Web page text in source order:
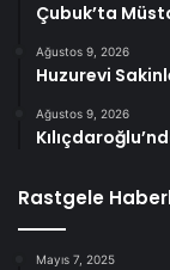
Çubuk’ta
Ağustos 9, 2026
Huzurevi
Ağustos 9, 2026
Rastgele
Mayıs 7, 2025